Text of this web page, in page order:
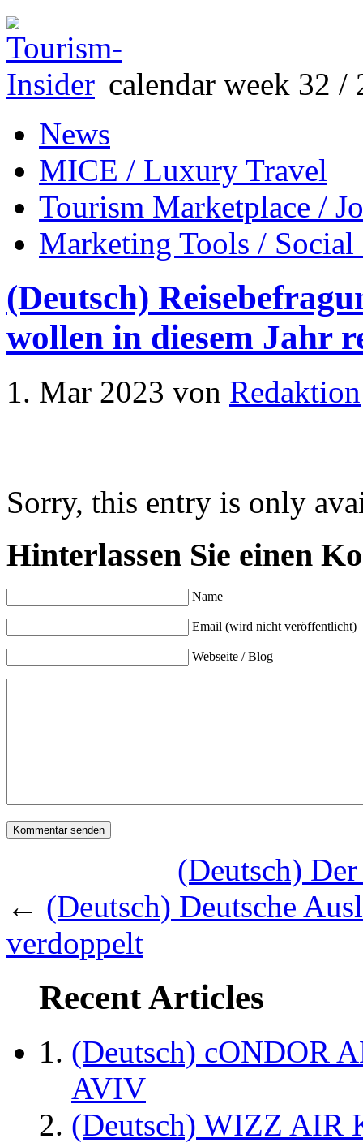
calendar week 32 /
News
MICE / Luxury Travel
Tourism Marketplace /
Marketing Tools /
(Deutsch)
wollen in diesem Jahr
1. Mar 2023 von Redaktion
Sorry, this entry is only
Hinterlassen Sie einen
Name
Email (wird nicht veröffentlicht)
Webseite / Blog
(Deutsch)
← (Deutsch) Deutsche
verdoppelt
Recent Articles
(Deutsch) cONDOR
AVIV
(Deutsch) WIZZ AIR